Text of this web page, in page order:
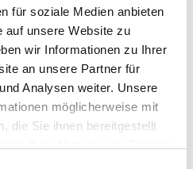
für soziale Medien anbieten
auf unsere Website zu
wir Informationen zu Ihrer
an unsere Partner für
Analysen weiter. Unsere
möglicherweise mit
die Sie ihnen bereitgestellt
ansehen